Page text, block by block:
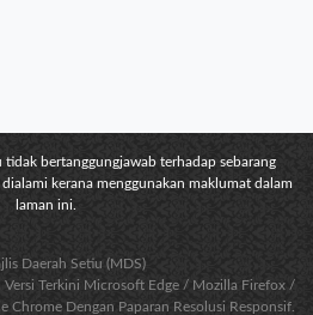
tidak bertanggungjawab terhadap sebarang
kerana menggunakan maklumat dalam
laman ini.
Daerah Setiu (MDS)
Versi Terkini Microsoft Edge / Mozilla Firefox /
Chrome Dengan Paparan Resolusi Responsif.